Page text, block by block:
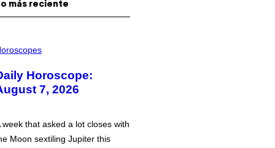
más reciente
Horoscope:
7, 2026
week that asked a lot closes with
Moon sextiling Jupiter this